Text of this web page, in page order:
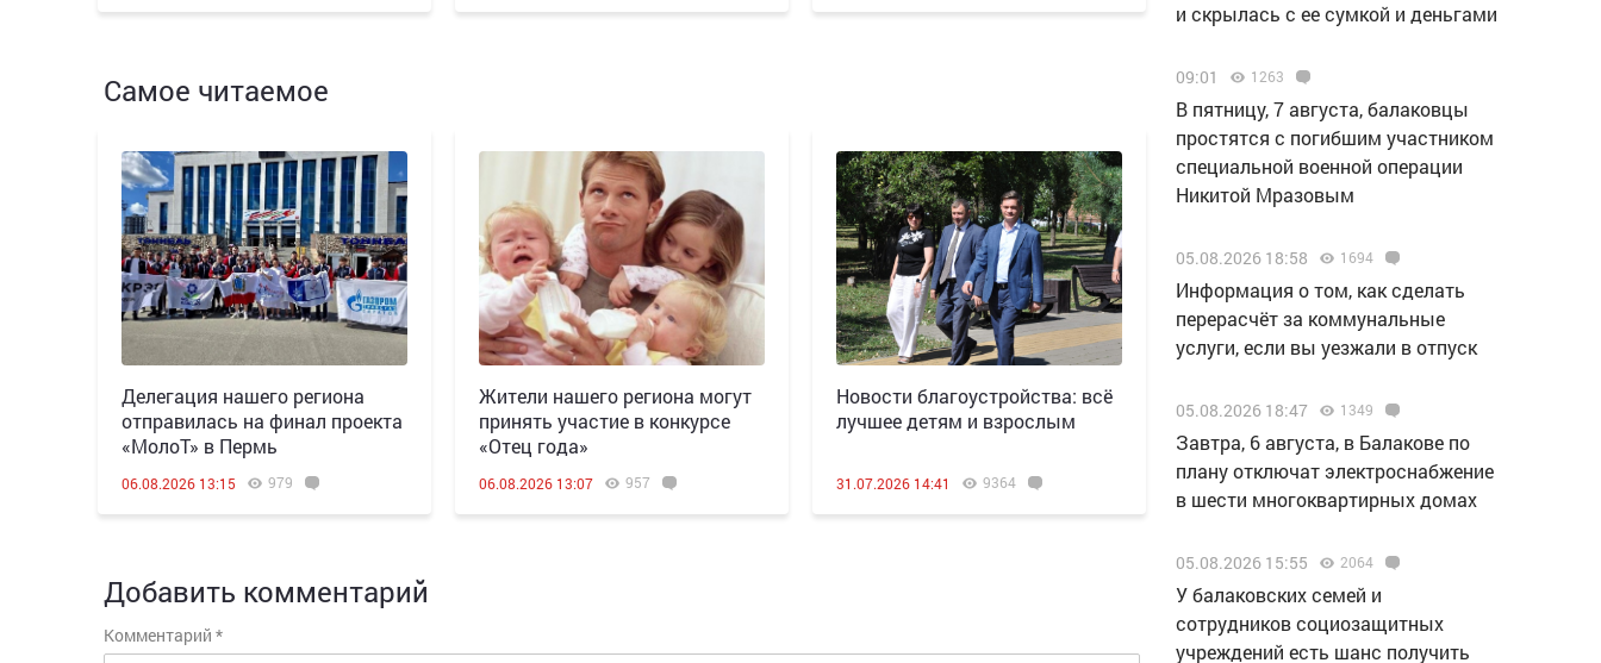
Самое читаемое
Делегация нашего региона
отправилась на финал проекта
«МолоТ» в Пермь
06.08.2026 13:15 979
Жители нашего региона могут
принять участие в конкурсе
«Отец года»
06.08.2026 13:07 957
Новости благоустройства: всё
лучшее детям и взрослым
31.07.2026 14:41 9364
Добавить комментарий
Комментарий *
и скрылась с ее сумкой и деньгами
09:01 1263
В пятницу, 7 августа, балаковцы
простятся с погибшим участником
специальной военной операции
Никитой Мразовым
05.08.2026 18:58 1694
Информация о том, как сделать
перерасчёт за коммунальные
услуги, если вы уезжали в отпуск
05.08.2026 18:47 1349
Завтра, 6 августа, в Балакове по
плану отключат электроснабжение
в шести многоквартирных домах
05.08.2026 15:55 2064
У балаковских семей и
сотрудников социозащитных
учреждений есть шанс получить